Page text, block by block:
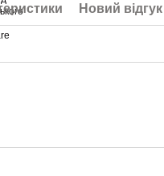
Новий